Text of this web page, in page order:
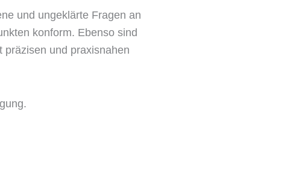
und ungeklärte Fragen an
konform. Ebenso sind
präzisen und praxisnahen